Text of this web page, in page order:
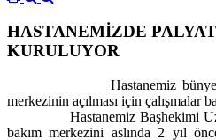
HASTANEMİZDE
KURULUYOR
Hastanemiz bünyesinde
merkezinin açılması için çalışmalar
Hastanemiz Başhekimi
bakım merkezini aslında 2 yıl